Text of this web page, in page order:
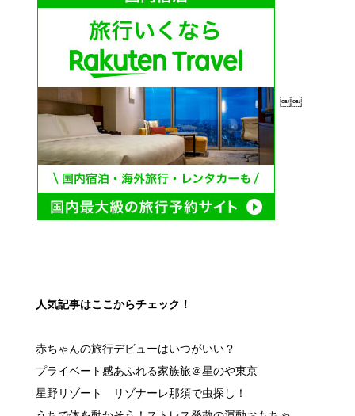
￼￼
人気記事はここからチェック！
赤ちゃんの旅行デビューはいつがいい？
プライベート感あふれる家族旅＠星のや東京
星野リゾート リゾナーレ那須で虫探し！